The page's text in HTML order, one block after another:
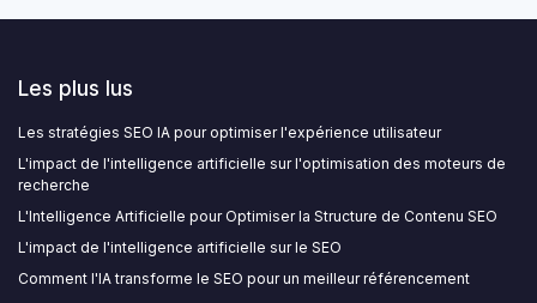
Les plus lus
Les stratégies SEO IA pour optimiser l'expérience utilisateur
L'impact de l'intelligence artificielle sur l'optimisation des moteurs de
recherche
L'Intelligence Artificielle pour Optimiser la Structure de Contenu SEO
L'impact de l'intelligence artificielle sur le SEO
Comment l'IA transforme le SEO pour un meilleur référencement